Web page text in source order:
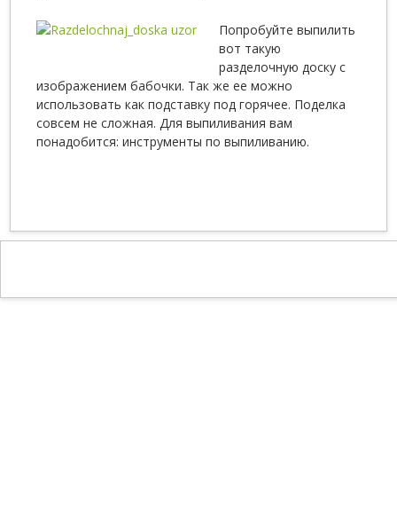
Попробуйте выпилить
вот такую
разделочную доску с
изображением бабочки. Так же ее можно
использовать как подставку под горячее. Поделка
совсем не сложная. Для выпиливания вам
понадобится: инструменты по выпиливанию.